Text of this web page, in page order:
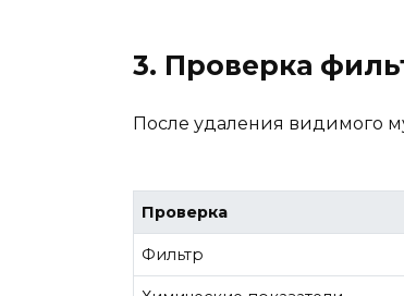
3. Проверка
После удаления видимого
Проверка
Фильтр